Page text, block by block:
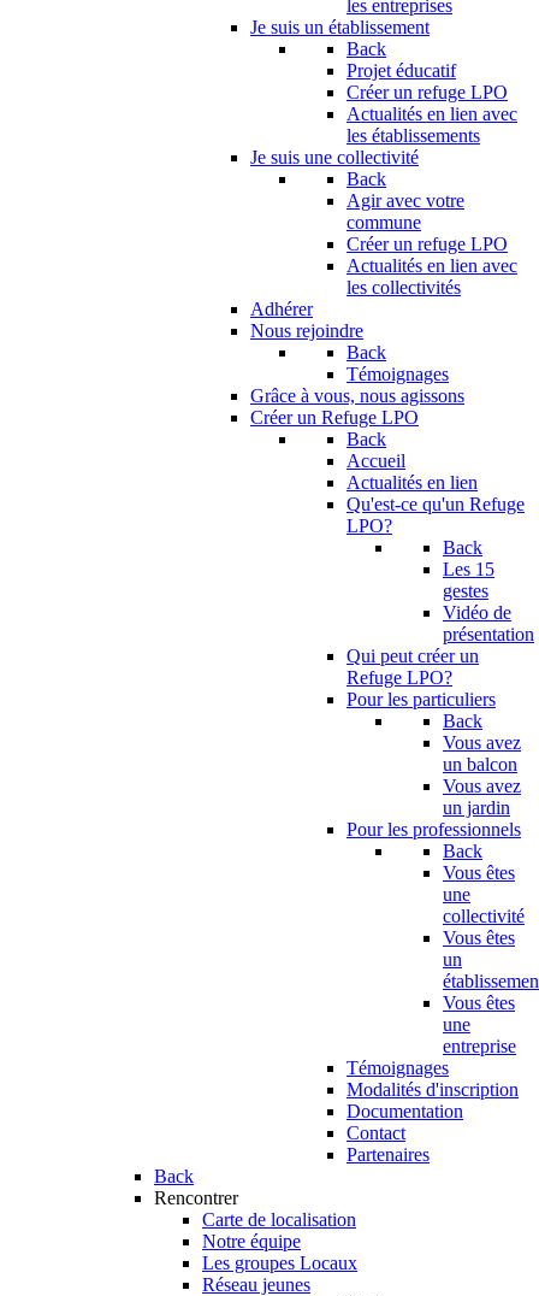
les entreprises
Je suis un établissement
Back
Projet éducatif
Créer un refuge LPO
Actualités en lien avec
les établissements
Je suis une collectivité
Back
Agir avec votre
commune
Créer un refuge LPO
Actualités en lien avec
les collectivités
Adhérer
Nous rejoindre
Back
Témoignages
Grâce à vous, nous agissons
Créer un Refuge LPO
Back
Accueil
Actualités en lien
Qu'est-ce qu'un Refuge
LPO?
Back
Les 15
gestes
Vidéo de
présentation
Qui peut créer un
Refuge LPO?
Pour les particuliers
Back
Vous avez
un balcon
Vous avez
un jardin
Pour les professionnels
Back
Vous êtes
une
collectivité
Vous êtes
un
Vous êtes
une
entreprise
Témoignages
Modalités d'inscription
Documentation
Contact
Partenaires
Back
Rencontrer
Carte de localisation
Notre équipe
Les groupes Locaux
Réseau jeunes